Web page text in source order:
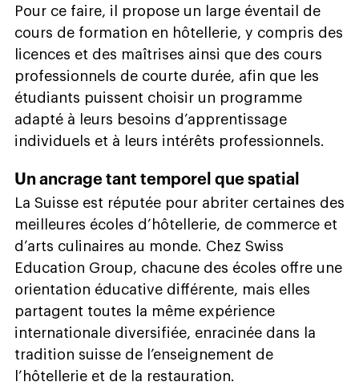
Pour ce faire, il propose un large éventail de
cours de formation en hôtellerie, y compris des
licences et des maîtrises ainsi que des cours
professionnels de courte durée, afin que les
étudiants puissent choisir un programme
adapté à leurs besoins d’apprentissage
individuels et à leurs intérêts professionnels.
Un ancrage tant temporel que spatial
La Suisse est réputée pour abriter certaines des
meilleures écoles d’hôtellerie, de commerce et
d’arts culinaires au monde. Chez Swiss
Education Group, chacune des écoles offre une
orientation éducative différente, mais elles
partagent toutes la même expérience
internationale diversifiée, enracinée dans la
tradition suisse de l’enseignement de
l’hôtellerie et de la restauration.